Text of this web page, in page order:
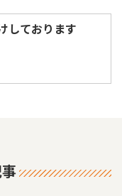
しております